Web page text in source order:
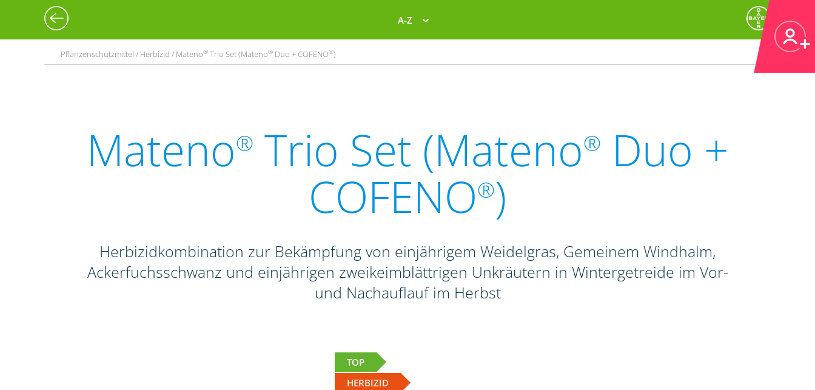
A-Z
Pflanzenschutzmittel / Herbizid / Mateno® Trio Set (Mateno® Duo + COFENO®)
Mateno® Trio Set (Mateno® Duo +
COFENO®)
Herbizidkombination zur Bekämpfung von einjährigem Weidelgras, Gemeinem Windhalm,
Ackerfuchsschwanz und einjährigen zweikeimblättrigen Unkräutern in Wintergetreide im Vor-
und Nachauflauf im Herbst
TOP
HERBIZID